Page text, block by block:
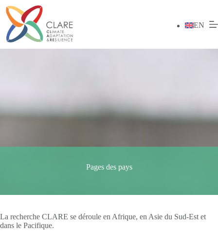
au
contenu
EN
Pages des pays
La recherche CLARE se déroule en Afrique, en Asie du Sud-Est et
dans le Pacifique.